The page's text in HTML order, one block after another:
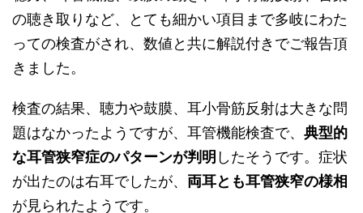
の聴き取りなど、とても細かい項目まで多岐にわた
っての検査がされ、数値と共に解説付きでご報告頂
きました。
検査の結果、聴力や鼓膜、耳小骨筋反射は大きな問
題はなかったようですが、耳管機能検査で、 典型的
な耳管狭窄症のパターンが判明 したそうです。症状
が出たのは右耳でしたが、 両耳とも耳管狭窄の様相
が見られたようです。